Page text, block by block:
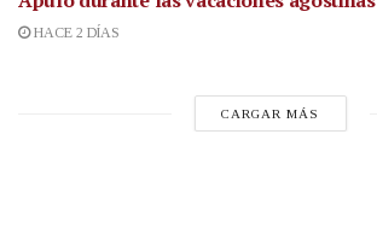
HACE 2 DÍAS
CARGAR MÁS